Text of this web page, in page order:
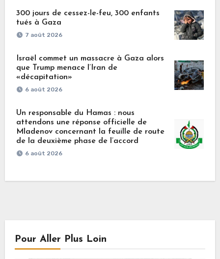
300 jours de cessez-le-feu, 300 enfants
tués à Gaza
7 août 2026
Israël commet un massacre à Gaza alors
que Trump menace l’Iran de
«décapitation»
6 août 2026
Un responsable du Hamas : nous
attendons une réponse officielle de
Mladenov concernant la feuille de route
de la deuxième phase de l’accord
6 août 2026
Pour Aller Plus Loin